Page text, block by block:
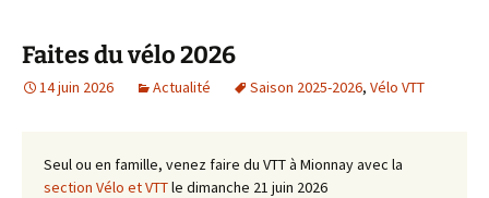
Faites du vélo 2026
14 juin 2026 Actualité Saison 2025-2026, Vélo VTT
Seul ou en famille, venez faire du VTT à Mionnay avec la
section Vélo et VTTle dimanche 21 juin 2026